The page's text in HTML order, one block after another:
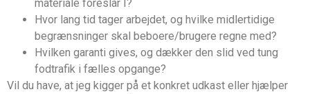
materiale foreslår I?
Hvor lang tid tager arbejdet, og hvilke midlertidige
begrænsninger skal beboere/brugere regne med?
Hvilken garanti gives, og dækker den slid ved tung
fodtrafik i fælles opgange?
Vil du have, at jeg kigger på et konkret udkast eller hjælper